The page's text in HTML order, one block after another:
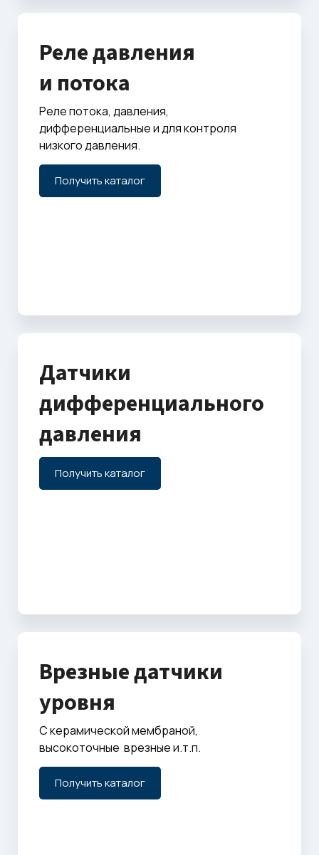
Реле давления
и потока
Реле потока, давления,
дифференциальные и для контроля
низкого давления.
Получить каталог
Датчики
дифференциального
давления
Получить каталог
Врезные датчики
уровня
С керамической мембраной,
высокоточные врезные и.т.п.
Получить каталог